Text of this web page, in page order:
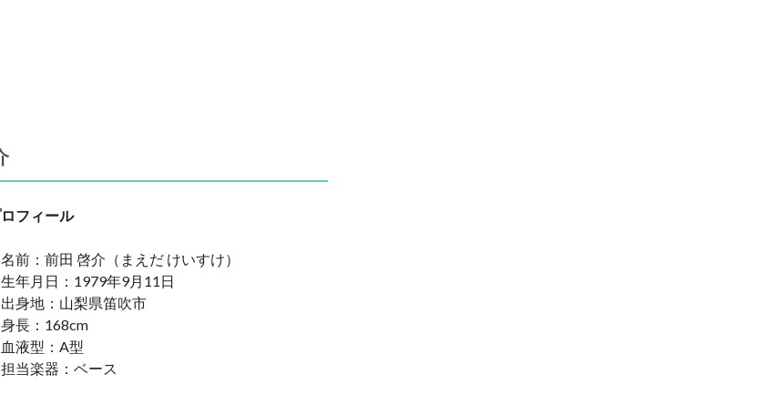
フィール
名前：前田 啓介（まえだ けいすけ）
生年月日：1979年9月11日
出身地：山梨県笛吹市
身長：168cm
血液型：A型
担当楽器：ベース